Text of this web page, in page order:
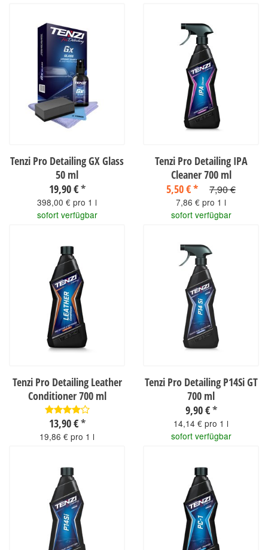
Tenzi Pro Detailing GX Glass
50 ml
19,90 €*
398,00 € pro 1 l
sofort verfügbar
Tenzi Pro Detailing IPA
Cleaner 700 ml
5,50 €* 7,90 €
7,86 € pro 1 l
sofort verfügbar
Tenzi Pro Detailing Leather
Conditioner 700 ml
13,90 €*
19,86 € pro 1 l
Tenzi Pro Detailing P14Si GT
700 ml
9,90 €*
14,14 € pro 1 l
sofort verfügbar